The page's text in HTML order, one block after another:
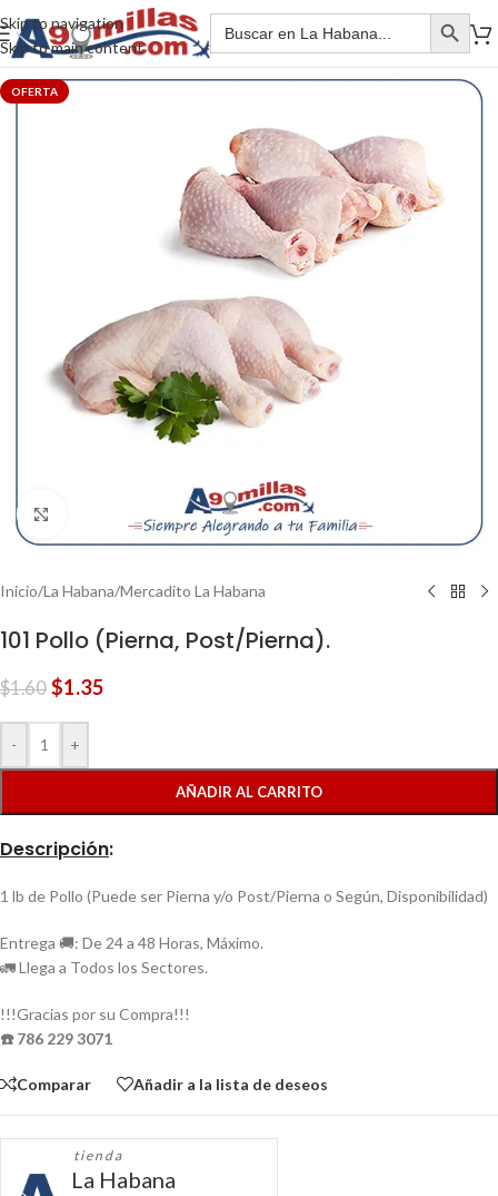
Skip to navigation
Skip to main content
OFERTA
Inicio/La Habana/Mercadito La Habana
101 Pollo (Pierna, Post/Pierna).
$1.60 $1.35
- +
AÑADIR AL CARRITO
Descripción:
1 lb de Pollo (Puede ser Pierna y/o Post/Pierna o Según, Disponibilidad)
Entrega 🚚: De 24 a 48 Horas, Máximo.
🚛 Llega a Todos los Sectores.
!!!Gracias por su Compra!!!
☎️ 786 229 3071
Comparar Añadir a la lista de deseos
tienda
La Habana